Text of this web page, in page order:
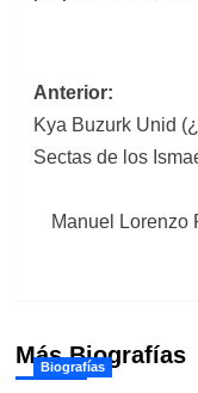
de
Anterior:
Kya Buzurk Unid
Sectas de los
Manuel Lorenzo
Más Biografías
Biografías